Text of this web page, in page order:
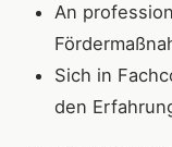
An
Sich in
den